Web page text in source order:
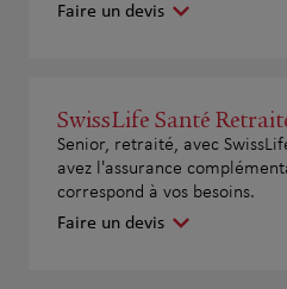
Faire un devis
SwissLife Santé
Senior, retraité, avec
avez l'assurance
correspond à vos besoins.
Faire un devis